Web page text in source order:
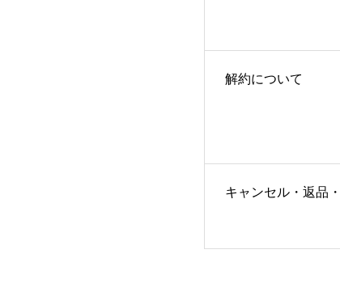
解約について
キャンセル・返品